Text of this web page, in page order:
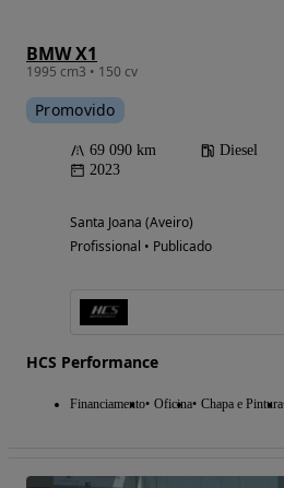
BMW X1
1995 cm3 • 150 cv
Promovido
69 090 km Diesel
2023
Santa Joana (Aveiro)
Profissional • Publicado
HCS Performance
Financiamento Oficina Chapa e Pintura